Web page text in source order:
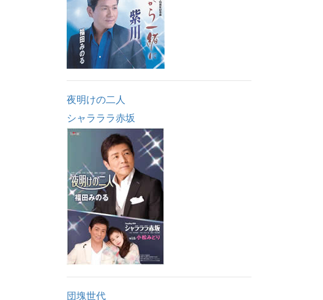
夜明けの二人
シャラララ赤坂
団塊世代